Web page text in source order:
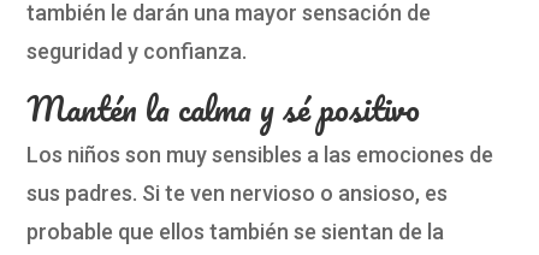
también le darán una mayor sensación de
seguridad y confianza.
Mantén la calma y sé positivo
Los niños son muy sensibles a las emociones de
sus padres. Si te ven nervioso o ansioso, es
probable que ellos también se sientan de la